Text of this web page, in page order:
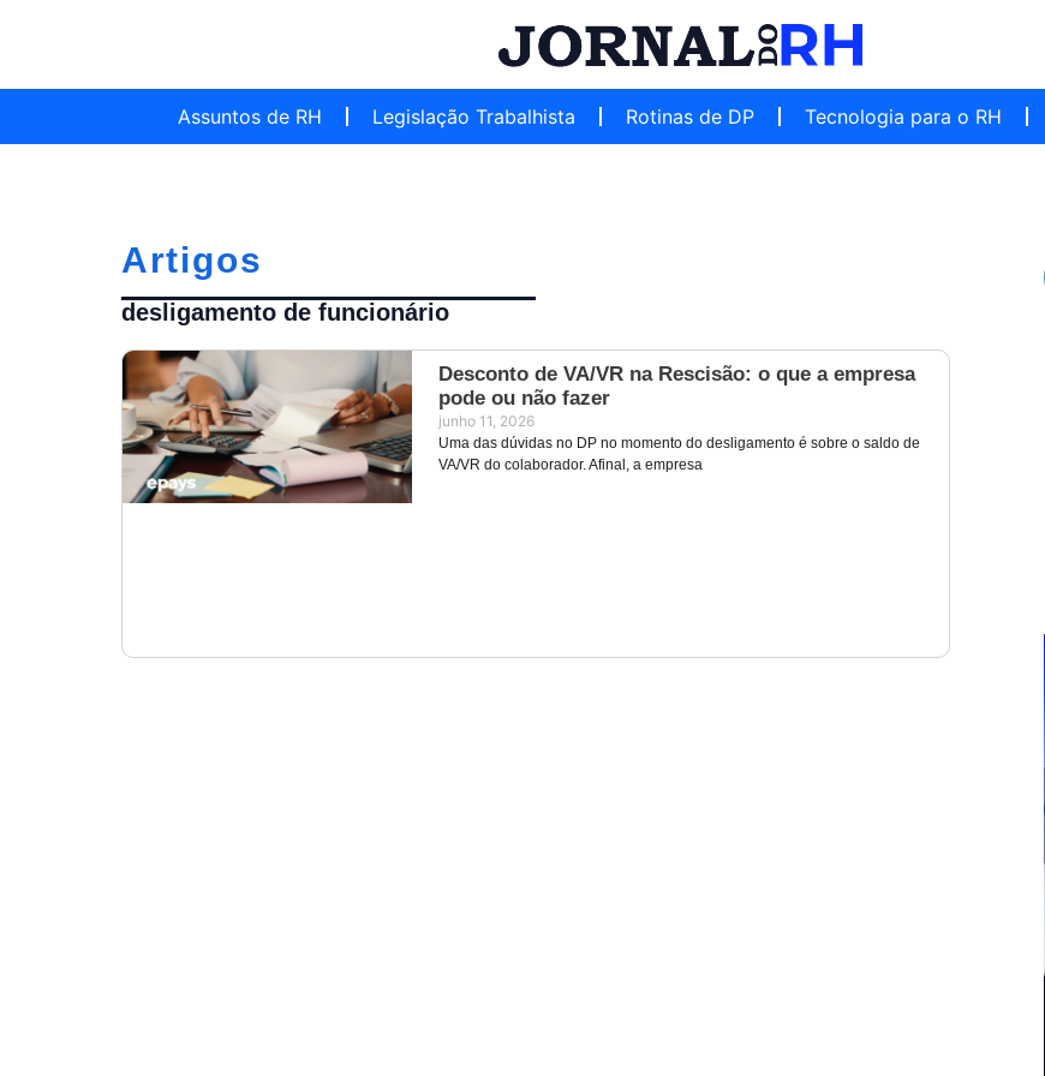
Assuntos de RH Legislação Trabalhista Rotinas de DP Tecnologia para o RH
Artigos
desligamento de funcionário
Desconto de VA/VR na Rescisão: o que a empresa
pode ou não fazer
junho 11, 2026
Uma das dúvidas no DP no momento do desligamento é sobre o saldo de
VA/VR do colaborador. Afinal, a empresa